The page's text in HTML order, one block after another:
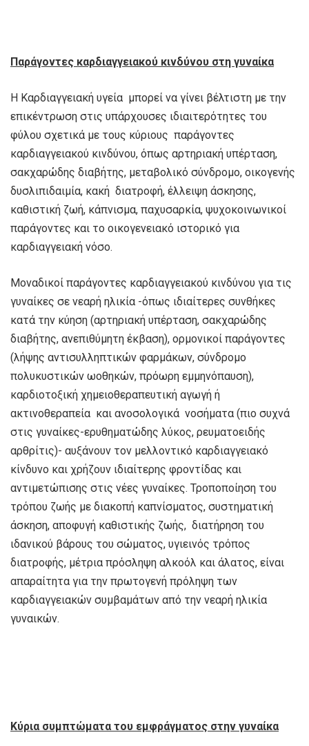
Παράγοντες καρδιαγγειακού κινδύνου στη γυναίκα
H Καρδιαγγειακή υγεία μπορεί να γίνει βέλτιστη με την
επικέντρωση στις υπάρχουσες ιδιαιτερότητες του
φύλου σχετικά με τους κύριους παράγοντες
καρδιαγγειακού κινδύνου, όπως αρτηριακή υπέρταση,
σακχαρώδης διαβήτης, μεταβολικό σύνδρομο, οικογενής
δυσλιπιδαιμία, κακή διατροφή, έλλειψη άσκησης,
καθιστική ζωή, κάπνισμα, παχυσαρκία, ψυχοκοινωνικοί
παράγοντες και το οικογενειακό ιστορικό για
καρδιαγγειακή νόσο.
Μοναδικοί παράγοντες καρδιαγγειακού κινδύνου για τις
γυναίκες σε νεαρή ηλικία -όπως ιδιαίτερες συνθήκες
κατά την κύηση (αρτηριακή υπέρταση, σακχαρώδης
διαβήτης, ανεπιθύμητη έκβαση), ορμονικοί παράγοντες
(λήψης αντισυλληπτικών φαρμάκων, σύνδρομο
πολυκυστικών ωοθηκών, πρόωρη εμμηνόπαυση),
καρδιοτοξική χημειοθεραπευτική αγωγή ή
ακτινοθεραπεία και ανοσολογικά νοσήματα (πιο συχνά
στις γυναίκες-ερυθηματώδης λύκος, ρευματοειδής
αρθρίτις)- αυξάνουν τον μελλοντικό καρδιαγγειακό
κίνδυνο και χρήζουν ιδιαίτερης φροντίδας και
αντιμετώπισης στις νέες γυναίκες. Τροποποίηση του
τρόπου ζωής με διακοπή καπνίσματος, συστηματική
άσκηση, αποφυγή καθιστικής ζωής, διατήρηση του
ιδανικού βάρους του σώματος, υγιεινός τρόπος
διατροφής, μέτρια πρόσληψη αλκοόλ και άλατος, είναι
απαραίτητα για την πρωτογενή πρόληψη των
καρδιαγγειακών συμβαμάτων από την νεαρή ηλικία
γυναικών.
Κύρια συμπτώματα του εμφράγματος στην γυναίκα